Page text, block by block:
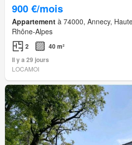
900 €/mois
Appartement à 74000, Annecy,
Rhône-Alpes
2
40 m²
Il y a 29 jours
LOCAMOI